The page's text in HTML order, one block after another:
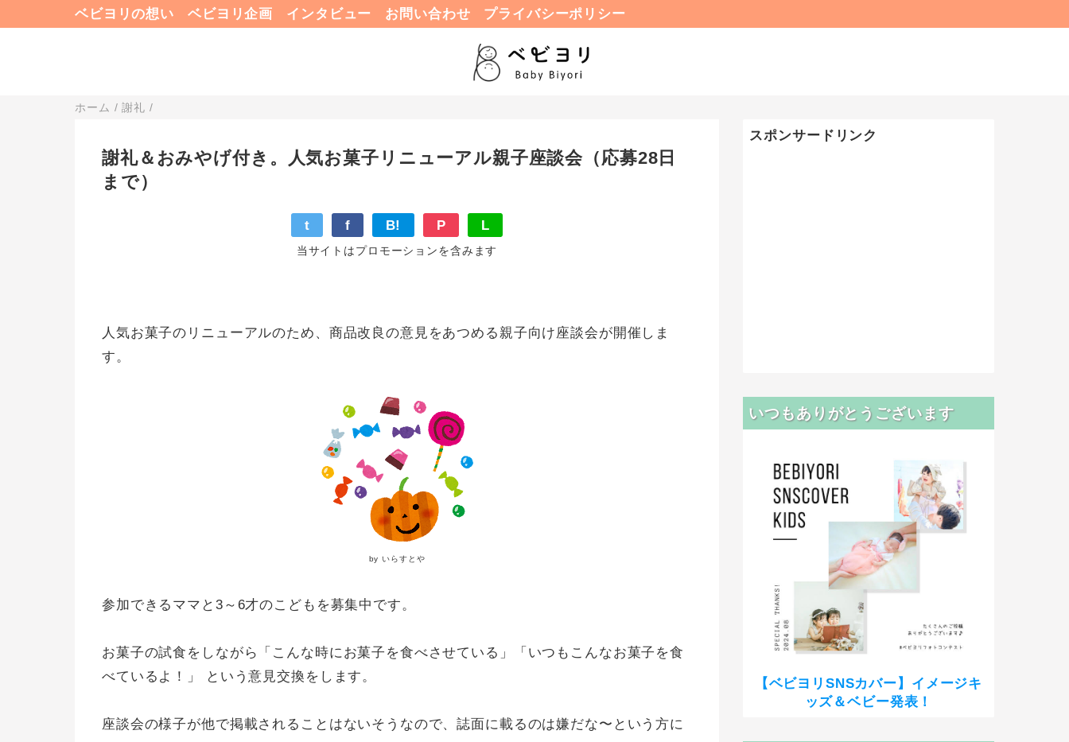
ベビヨリの想い ベビヨリ企画 インタビュー お問い合わせ プライバシーポリシー
ホーム /謝礼 /
謝礼＆おみやげ付き。人気お菓子リニューアル親子座談会（応募28日
まで）
t f B! P L
当サイトはプロモーションを含みます
人気お菓子のリニューアルのため、商品改良の意見をあつめる親子向け座談会が開催しま
す。
by いらすとや
参加できるママと3～6才のこどもを募集中です。
お菓子の試食をしながら「こんな時にお菓子を食べさせている」「いつもこんなお菓子を食
べているよ！」 という意見交換をします。
座談会の様子が他で掲載されることはないそうなので、誌面に載るのは嫌だな〜という方に
スポンサードリンク
いつもありがとうございます
【ベビヨリSNSカバー】イメージキ
ッズ＆ベビー発表！